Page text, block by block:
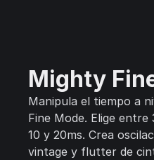
Mighty
Manipula el tiempo a
Fine Mode. Elige entre
10 y 20ms. Crea
vintage y flutter de